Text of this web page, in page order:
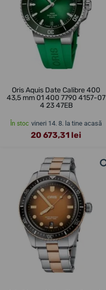
Oris Aquis Date Calibre 400
43,5 mm 01 400 7790 4157-07
4 23 47EB
În stoc vineri 14. 8. la tine acasă
20 673,31 lei